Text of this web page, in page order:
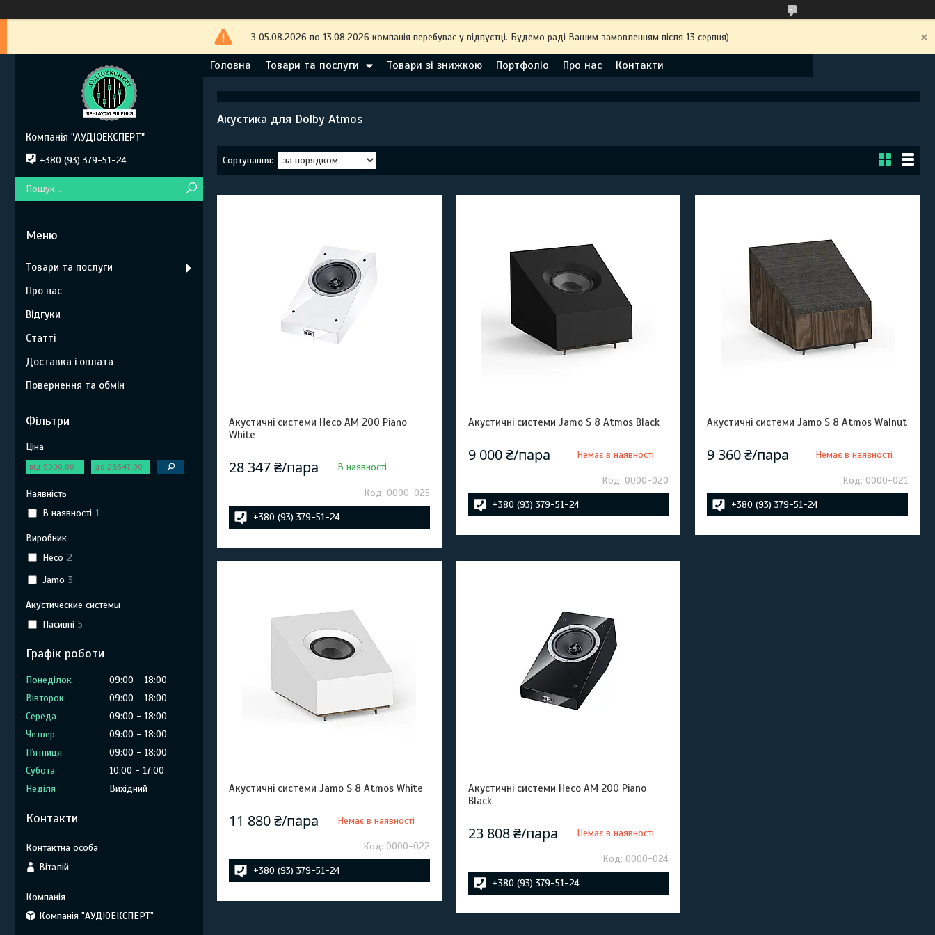
З 05.08.2026 по 13.08.2026 компанія перебуває у відпустці. Будемо раді Вашим замовленням після 13 серпня)
Головна Товари та послуги Товари зі знижкою Портфоліо Про нас Контакти
Акустика для Dolby Atmos
Акустичні системи Heco AM 200 Piano
White
28 347 ₴/пара В наявності
0000-025
+380 (93) 379-51-24
Акустичні системи Jamo S 8 Atmos Black
9 000 ₴/пара Немає в наявності
0000-020
+380 (93) 379-51-24
Акустичні системи Jamo S 8 Atmos Walnut
9 360 ₴/пара Немає в наявності
0000-021
+380 (93) 379-51-24
Акустичні системи Jamo S 8 Atmos White
11 880 ₴/пара Немає в наявності
0000-022
+380 (93) 379-51-24
Акустичні системи Heco AM 200 Piano
Black
23 808 ₴/пара Немає в наявності
0000-024
+380 (93) 379-51-24
Компанія "АУДІОЕКСПЕРТ"
+380 (93) 379-51-24
Товари та послуги
Про нас
Відгуки
Статті
Доставка і оплата
Повернення та обмін
Фільтри
Ціна
Наявність
В наявності 1
Виробник
Heco 2
Jamo 3
Акустические системы
Пасивні 5
Графік роботи
Понеділок 09:00
18:00
Вівторок
09:00
18:00
Середа
09:00
18:00
Четвер
09:00
18:00
Пʼятниця
09:00
18:00
Субота
10:00
17:00
Неділя
Вихідний
Контакти
Віталій
Компанія "АУДІОЕКСПЕРТ"